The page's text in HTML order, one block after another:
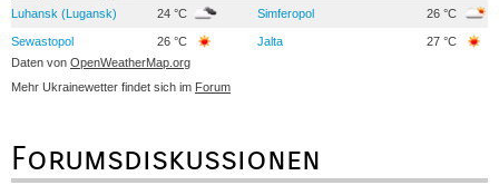
Luhansk (Lugansk) 24 °C Simferopol 26 °C
Sewastopol 26 °C Jalta
27 °C
Daten von OpenWeatherMap.org
Mehr Ukrainewetter findet sich im Forum
Forumsdiskussionen